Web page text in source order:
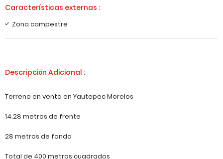
Características externas :
Zona campestre
Descripción Adicional :
Terreno en venta en Yautepec Morelos
14.28 metros de frente
28 metros de fondo
Total de 400 metros cuadrados